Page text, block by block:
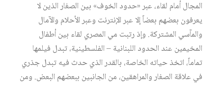
المجال أمام لقاء، عبر «حدود الخوف» بين الصغار الذين لا
يعرفون بعضهم بعضاً إلا عبر الإنترنت وعبر الأحلام والآمال
والمآسي المشتركة. وإذ رتبت مي المصري لقاء بين أطفال
المخيمين عند الحدود اللبنانية – الفلسطينية، تبدل فيلمها
تماماً، اتخذ حياته الخاصة، بالقدر الذي حدث فيه تبدل جذري
في علاقة الصغار والمراهقين، من الجانبين ببعضهم البعض. ومن